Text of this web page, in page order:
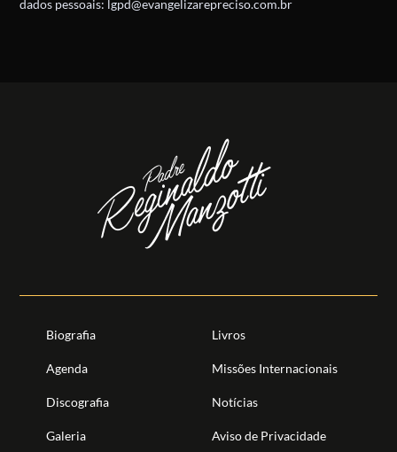
dados pessoais: lgpd@evangelizarepreciso.com.br
Biografia Livros
Agenda Missões Internacionais
Discografia Notícias
Galeria Aviso de Privacidade